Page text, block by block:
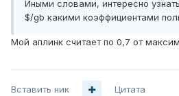
Иными словами, интересно
$/gb какими коэффициентами
Мой аплинк считает по 0,7 от
Вставить ник Цитата